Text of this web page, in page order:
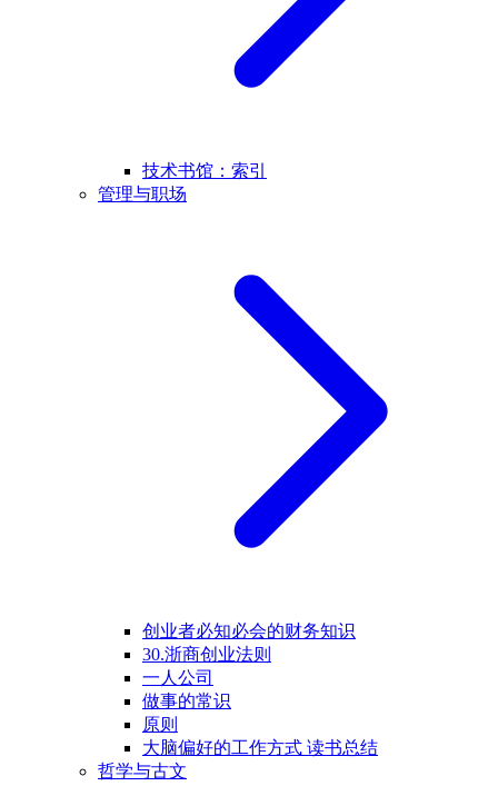
技术书馆：索引
管理与职场
创业者必知必会的财务知识
30.浙商创业法则
一人公司
做事的常识
原则
大脑偏好的工作方式 读书总结
哲学与古文